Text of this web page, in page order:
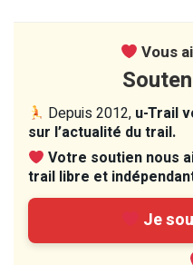
Vous
Depuis 2012, u-Trail
sur l’actualité du trail.
Votre soutien nous
trail libre et
Je